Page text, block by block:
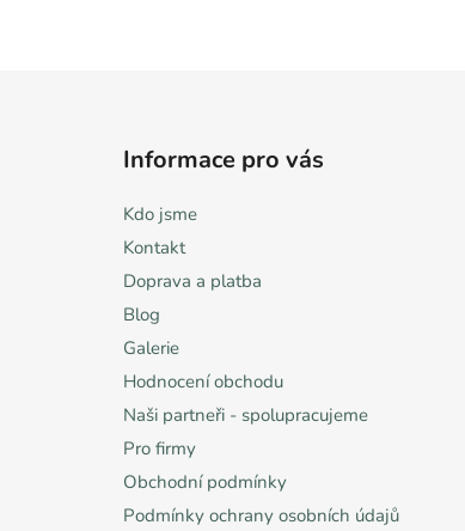
Informace pro vás
Kdo jsme
Kontakt
Doprava a platba
Blog
Galerie
Hodnocení obchodu
Naši partneři - spolupracujeme
Pro firmy
Obchodní podmínky
Podmínky ochrany osobních údajů